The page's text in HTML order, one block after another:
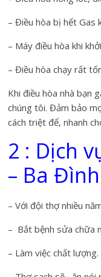
– Điều hòa bị hết Gas
– Máy điều hòa khi
– Điều hòa chạy rất
Khi điều hòa nhà bạn
chúng tôi. Đảm bảo
cách triệt để, nhanh
2 : Dịch
– Ba Đình
– Với đội thợ nhiều
– Bắt bệnh sửa chữa
– Làm việc chất lượng.